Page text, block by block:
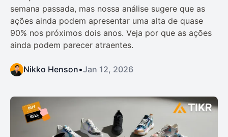
semana passada, mas nossa análise sugere que as
ações ainda podem apresentar uma alta de quase
90% nos próximos dois anos. Veja por que as ações
ainda podem parecer atraentes.
Nikko Henson•Jan 12, 2026